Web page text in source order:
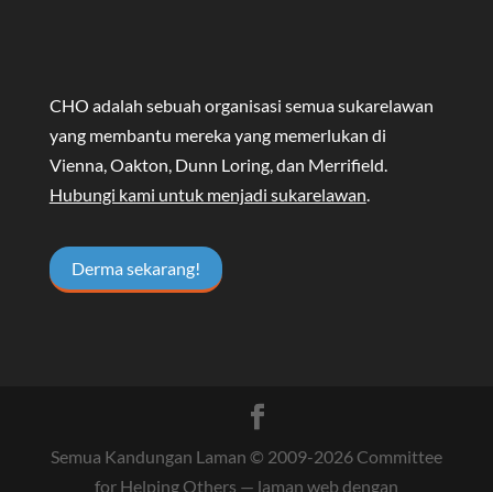
CHO adalah sebuah organisasi semua sukarelawan
yang membantu mereka yang memerlukan di
Vienna, Oakton, Dunn Loring, dan Merrifield.
Hubungi kami untuk menjadi sukarelawan.
Derma sekarang!
Semua Kandungan Laman © 2009-2026Committee
for Helping Others — laman web dengan